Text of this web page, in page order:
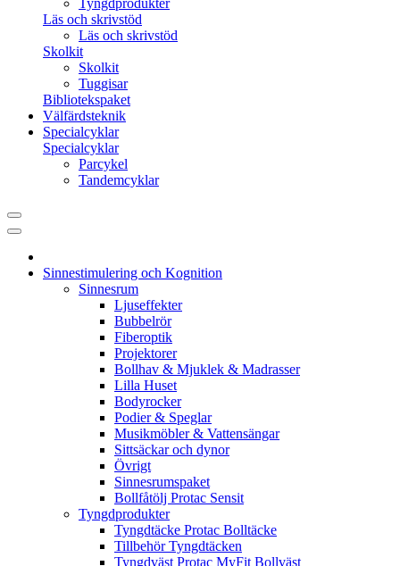
Läs och skrivstöd
Läs och skrivstöd
Skolkit
Skolkit
Tuggisar
Bibliotekspaket
Välfärdsteknik
Specialcyklar
Specialcyklar
Parcykel
Tandemcyklar
Sinnestimulering och Kognition
Sinnesrum
Ljuseffekter
Bubbelrör
Fiberoptik
Projektorer
Bollhav & Mjuklek & Madrasser
Lilla Huset
Bodyrocker
Podier & Speglar
Musikmöbler & Vattensängar
Sittsäckar och dynor
Övrigt
Sinnesrumspaket
Bollfåtölj Protac Sensit
Tyngdprodukter
Tyngdtäcke Protac Bolltäcke
Tillbehör Tyngdtäcken
Tyngdväst Protac MyFit Bollväst